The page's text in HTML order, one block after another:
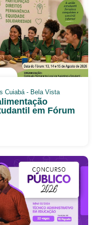
Cuiabá - Bela Vista
em Fórum